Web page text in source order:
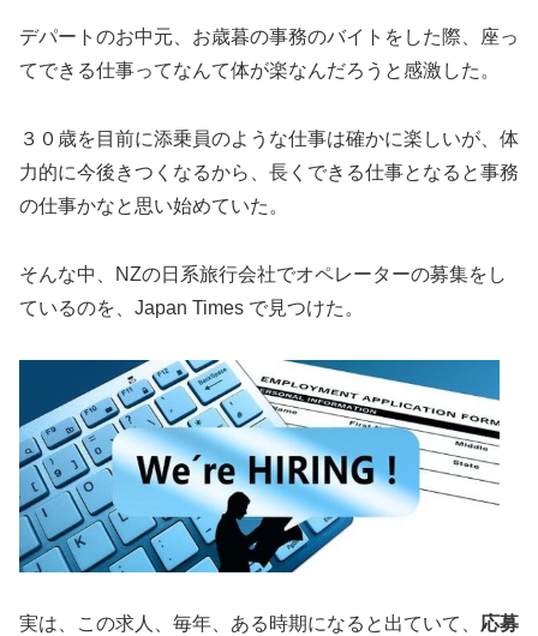
デパートのお中元、お歳暮の事務のバイトをした際、座っ
てできる仕事ってなんて体が楽なんだろうと感激した。
３０歳を目前に添乗員のような仕事は確かに楽しいが、体
力的に今後きつくなるから、長くできる仕事となると事務
の仕事かなと思い始めていた。
そんな中、NZの日系旅行会社でオペレーターの募集をし
ているのを、Japan Times で見つけた。
実は、この求人、毎年、ある時期になると出ていて、 応募